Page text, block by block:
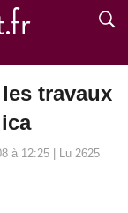
travaux
à 12:25 | Lu 2625